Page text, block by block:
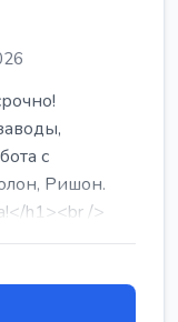
с
Ришон.
h1><br />